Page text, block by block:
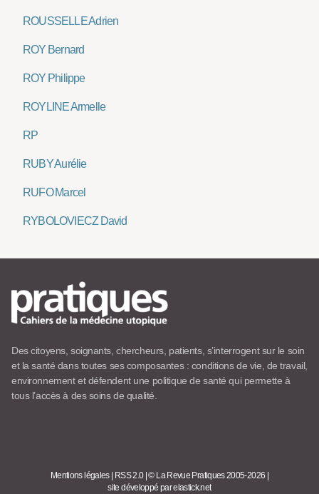
ROUSSELLE Adrien
ROY Bernard
ROY Philippe
ROYLINE Armelle
RP
RUBY Aurélie
RUFO Marcel
RYBOLOVIECZ David
Des citoyens, soignants, chercheurs, patients, s’interrogent sur le soin
et la santé dans toutes ses composantes : conditions de vie, de travail,
environnement et défendent une politique de santé qui permette à
tous l’accès à des soins de qualité.
Mentions légales RSS 2.0 |© La Revue Pratiques 2005-2026
site développé par elastick.net